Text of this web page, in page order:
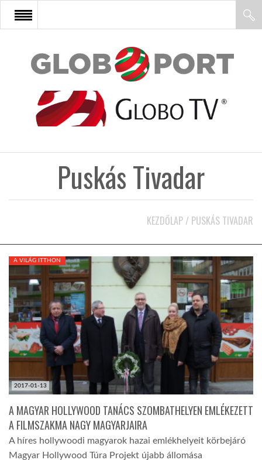
FŐOLDAL
AFRIKA
KÖZEL-KELET
AUSZTRÁLIA
A VILÁG ITTHON
Puskás Tivadar
KEZDŐLAP / PUSKÁS TIVADAR
2017-01-13
A VILÁG ITTHON
A MAGYAR HOLLYWOOD TANÁCS SZOMBATHELYEN EMLÉKEZETT
A FILMSZAKMA NAGY MAGYARJAIRA
A híres hollywoodi magyarok hazai emlékhelyeit körbejáró
Magyar Hollywood Túra Projekt újabb állomása